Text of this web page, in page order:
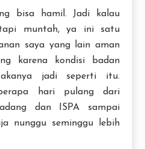
bisa hamil. Jadi kalau
muntah, ya ini satu
saya yang lain aman
karena kondisi badan
jadi seperti itu.
hari pulang dari
dan ISPA sampai
nunggu seminggu lebih